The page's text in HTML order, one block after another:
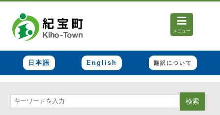
メニュー
日本語 English 翻訳について
検索